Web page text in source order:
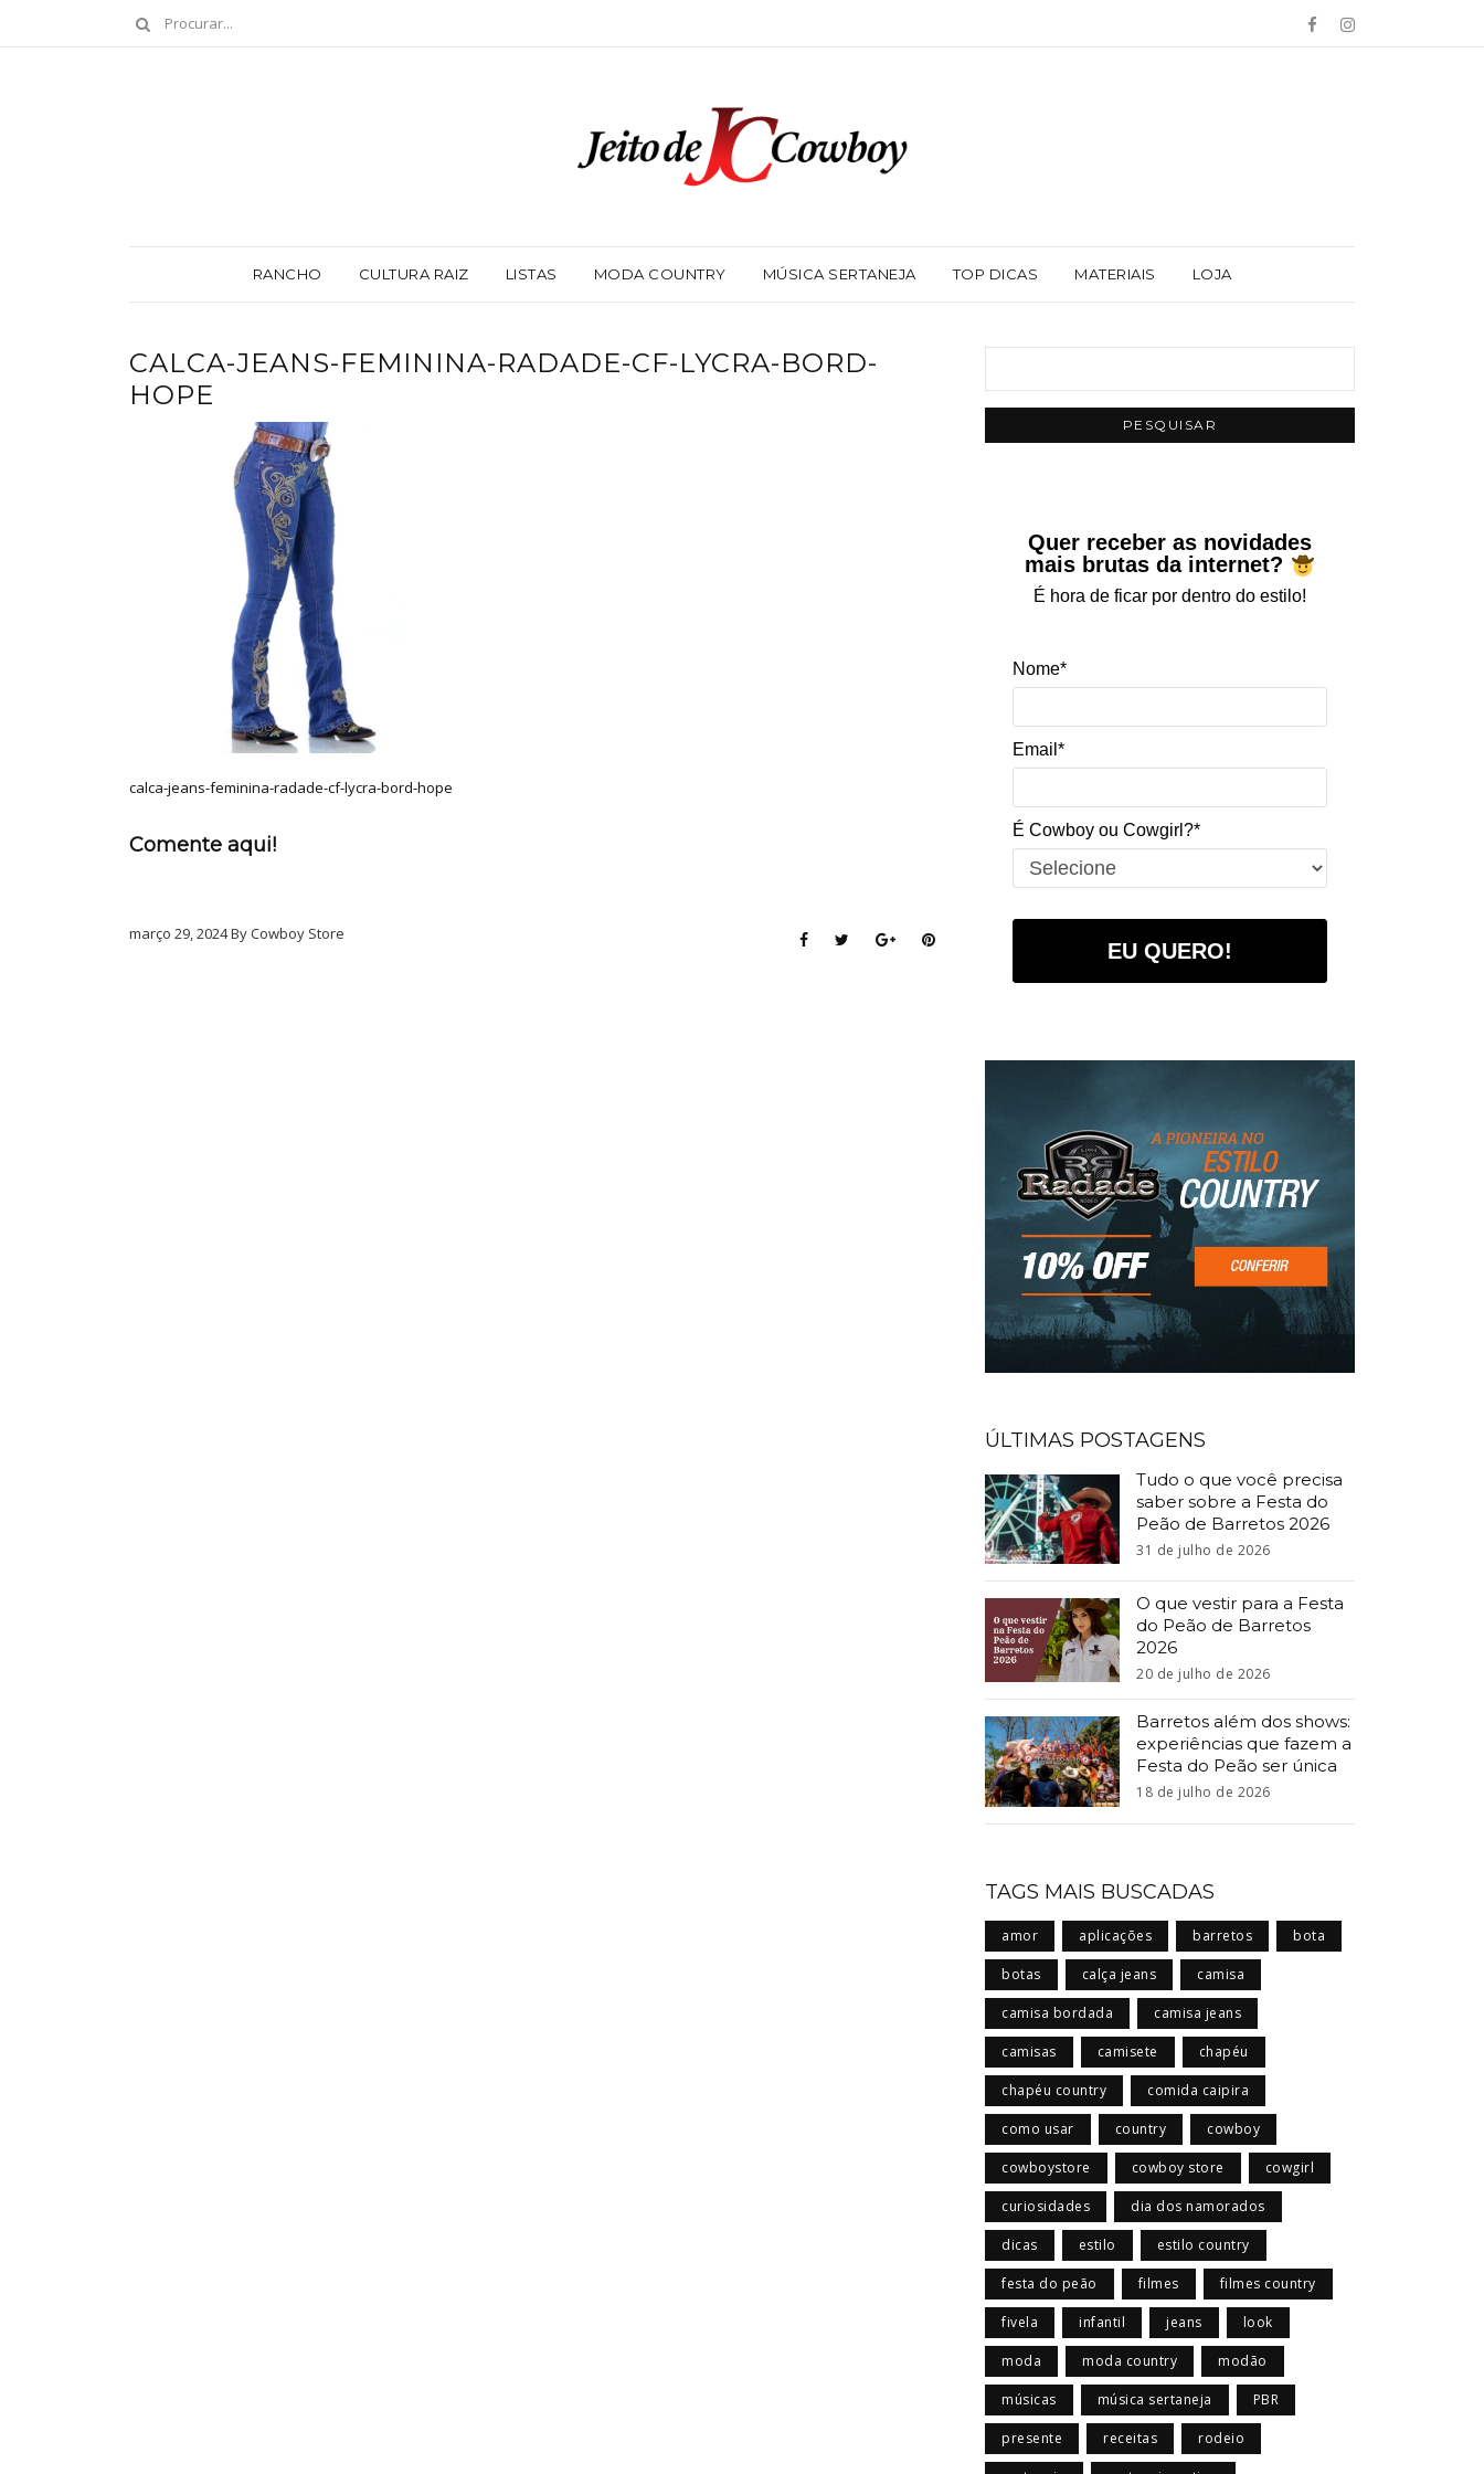
RANCHO CULTURA RAIZ LISTAS MODA COUNTRY MÚSICA SERTANEJA TOP DICAS MATERIAIS LOJA
CALCA-JEANS-FEMININA-RADADE-CF-LYCRA-BORD-
HOPE
calca-jeans-feminina-radade-cf-lycra-bord-hope
Comente aqui!
março 29, 2024 By Cowboy Store
Quer receber as novidades
mais brutas da internet?
É hora de ficar por dentro do estilo!
Nome*
Email*
É Cowboy ou Cowgirl?*
EU QUERO!
ÚLTIMAS POSTAGENS
Tudo o que você precisa
saber sobre a Festa do
Peão de Barretos 2026
31 de julho de 2026
O que vestir para a Festa
do Peão de Barretos
2026
20 de julho de 2026
Barretos além dos shows:
experiências que fazem a
Festa do Peão ser única
18 de julho de 2026
TAGS MAIS BUSCADAS
amor aplicações barretos bota
botas calça jeans camisa
camisa bordada camisa jeans
camisas camisete chapéu
chapéu country comida caipira
como usar country cowboy
cowboystore cowboy store cowgirl
curiosidades dia dos namorados
dicas estilo estilo country
festa do peão filmes filmes country
fivela infantil jeans look
moda moda country modão
músicas música sertaneja PBR
presente receitas rodeio